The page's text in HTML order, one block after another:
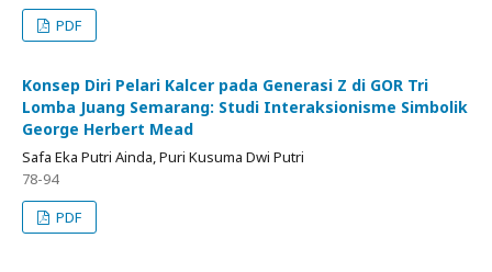
PDF
Konsep Diri Pelari Kalcer pada Generasi Z di GOR Tri
Lomba Juang Semarang: Studi Interaksionisme Simbolik
George Herbert Mead
Safa Eka Putri Ainda, Puri Kusuma Dwi Putri
78-94
PDF